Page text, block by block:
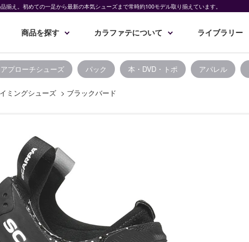
揃え。初めての一足から最新の本気シューズまで常時約100モデル取り揃えています。
商品を探す カラファテについて ライブラリー
アプローチシューズ パック 本・DVD・トポ アパレル
ミングシューズ > ブラックバード